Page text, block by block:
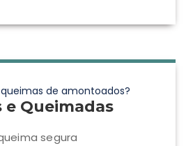
de amontoados?
e Queimadas
segura